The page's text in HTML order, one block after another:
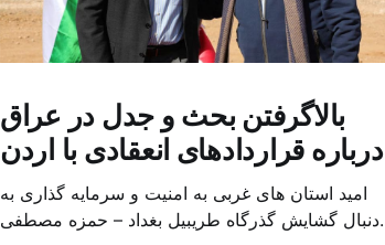
بالاگرفتن بحث و جدل در عراق
درباره قراردادهای انعقادی با اردن
امید استان های غربی به امنیت و سرمایه گذاری به
دنبال گشایش گذرگاه طریبیل بغداد – حمزه مصطفی